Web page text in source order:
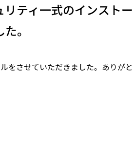
ティ一式のインストー
。
をさせていただきました。ありがと